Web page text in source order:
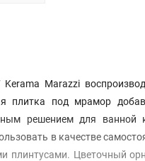
Marazzi
плитка под мрамор
решением для
в качестве
Цветочный